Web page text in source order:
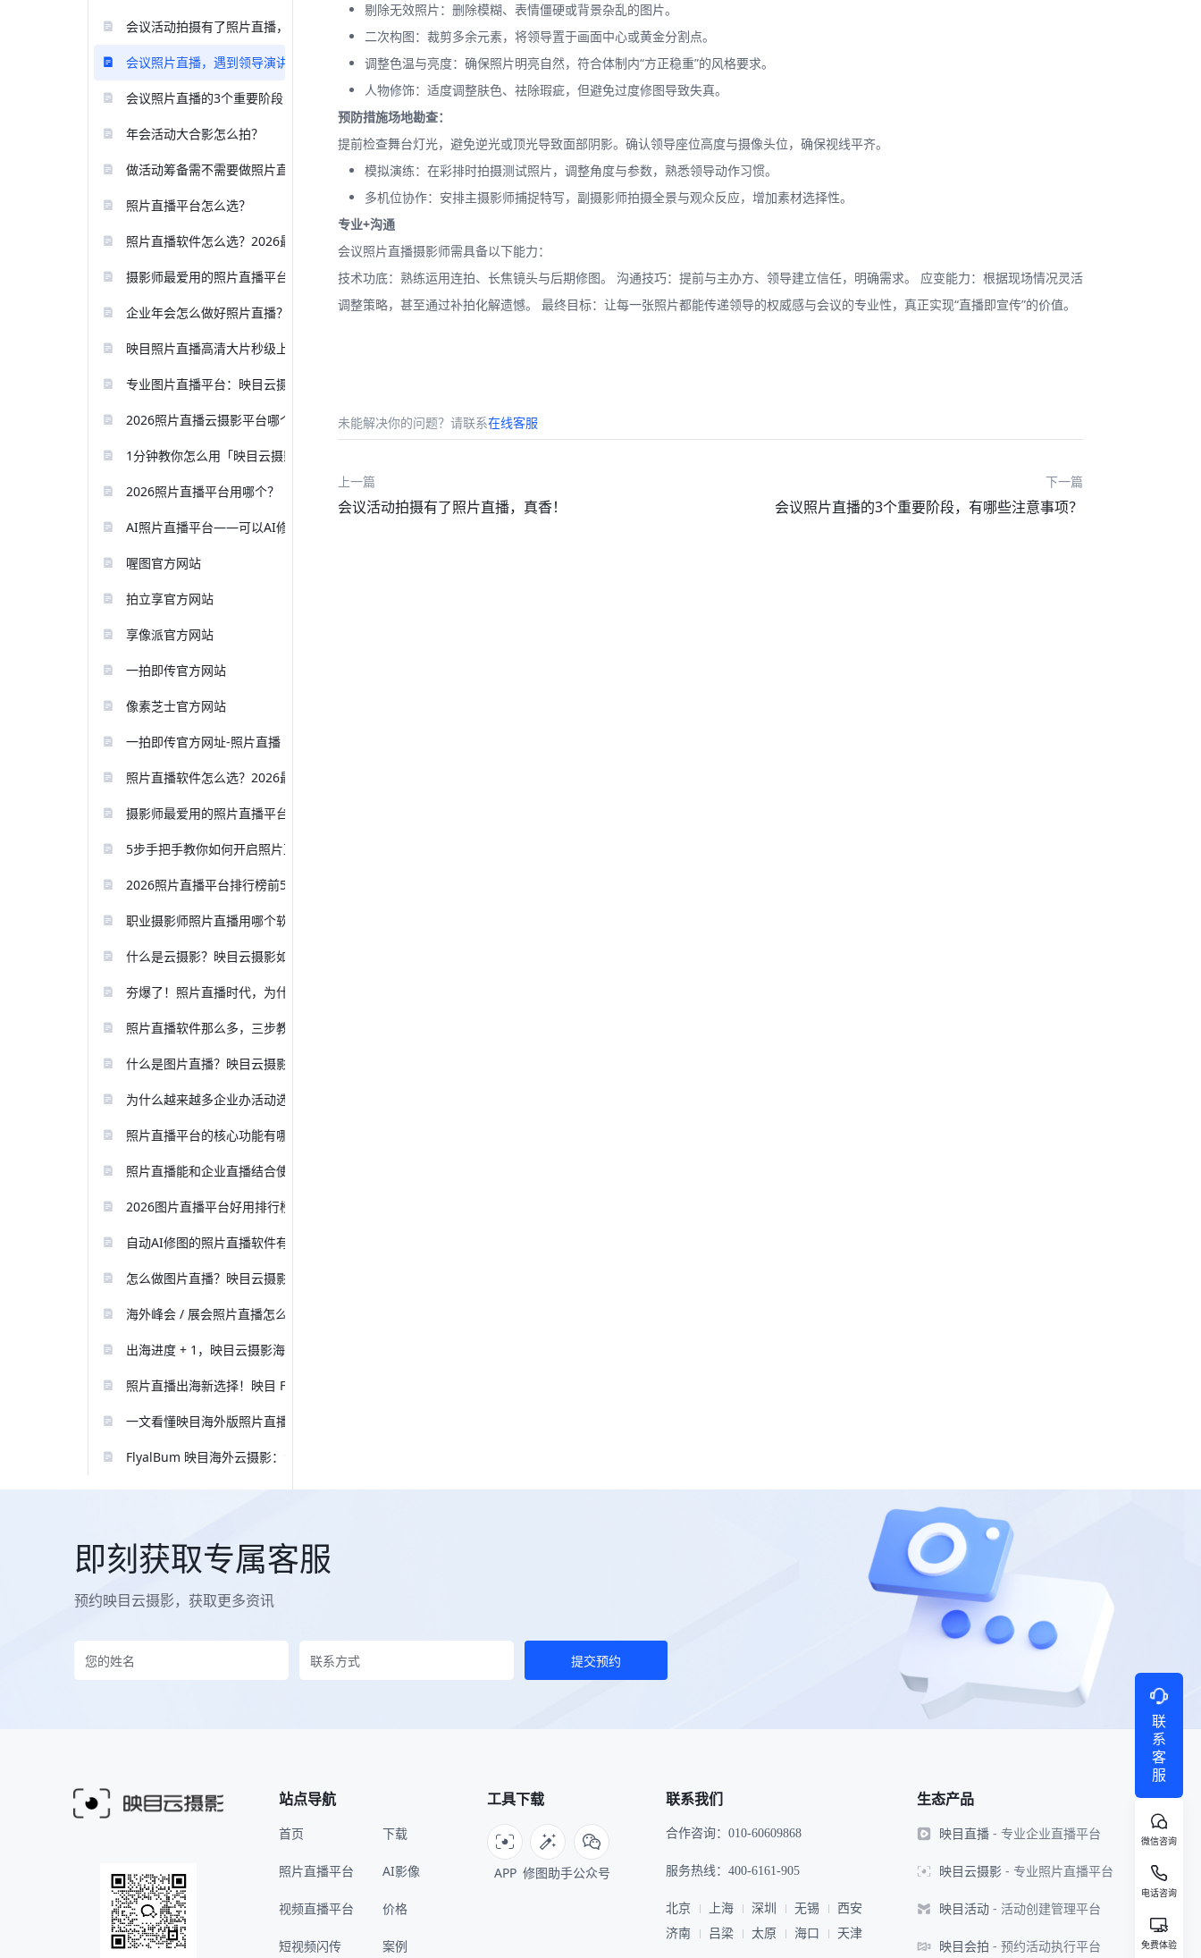
会议活动拍摄有了照片直播，真香！
会议照片直播，遇到领导演讲不抬头怎么办？
会议照片直播的3个重要阶段，有哪些注意事项？
年会活动大合影怎么拍？
做活动筹备需不需要做照片直播？有必要吗？
照片直播平台怎么选？
照片直播软件怎么选？2026最新照片直播软件避坑指南！
摄影师最爱用的照片直播平台推荐
企业年会怎么做好照片直播？
映目照片直播高清大片秒级上传，多端浏览超方便！
专业图片直播平台：映目云摄影支持现场精修大片，随拍随传
2026照片直播云摄影平台哪个好？速度、性价比、功能全面性深度解析
1分钟教你怎么用「映目云摄影」做照片直播？
2026照片直播平台用哪个？
AI照片直播平台——可以AI修图的平台
喔图官方网站
拍立享官方网站
享像派官方网站
一拍即传官方网站
像素芝士官方网站
一拍即传官方网址-照片直播
照片直播软件怎么选？2026最新照片直播软件避坑指南！
摄影师最爱用的照片直播平台推荐
5步手把手教你如何开启照片直播？
2026照片直播平台排行榜前5推荐！摄影师码住！
职业摄影师照片直播用哪个软件比较好？
什么是云摄影？映目云摄影如何改变活动现场影像体验？
夯爆了！照片直播时代，为什么高端活动都在用云摄影？
照片直播软件那么多，三步教您选择合适的照片直播平台
什么是图片直播？映目云摄影照片直播平台如何实现秒级出图
为什么越来越多企业办活动选择照片直播平台？
照片直播平台的核心功能有哪些？一文说清
照片直播能和企业直播结合使用吗？怎么操作？
2026图片直播平台好用排行榜前五，速速码住！
自动AI修图的照片直播软件有哪些？推荐一下
怎么做图片直播？映目云摄影图片直播教程
海外峰会 / 展会照片直播怎么做？映目云摄影海外版 FlyalBum 上线
出海进度 + 1，映目云摄影海外版 FlyalBum上线！面向全球提供专业海外照片直播服务
照片直播出海新选择！映目 FlyalBum 海外版上线！
一文看懂映目海外版照片直播 FlyalBum：相机闪传、AI 智能处理赋能海外活动影像
FlyalBum 映目海外云摄影：海外照片直播完整解决方案
剔除无效照片：删除模糊、表情僵硬或背景杂乱的图片。
二次构图：裁剪多余元素，将领导置于画面中心或黄金分割点。
调整色温与亮度：确保照片明亮自然，符合体制内“方正稳重”的风格要求。
人物修饰：适度调整肤色、祛除瑕疵，但避免过度修图导致失真。
预防措施场地勘查：
提前检查舞台灯光，避免逆光或顶光导致面部阴影。确认领导座位高度与摄像头位，确保视线平齐。
模拟演练：在彩排时拍摄测试照片，调整角度与参数，熟悉领导动作习惯。
多机位协作：安排主摄影师捕捉特写，副摄影师拍摄全景与观众反应，增加素材选择性。
专业+沟通
会议照片直播摄影师需具备以下能力：
技术功底：熟练运用连拍、长焦镜头与后期修图。 沟通技巧：提前与主办方、领导建立信任，明确需求。 应变能力：根据现场情况灵活
调整策略，甚至通过补拍化解遗憾。 最终目标：让每一张照片都能传递领导的权威感与会议的专业性，真正实现“直播即宣传”的价值。
未能解决你的问题？请联系在线客服
上一篇
会议活动拍摄有了照片直播，真香！
下一篇
会议照片直播的3个重要阶段，有哪些注意事项？
即刻获取专属客服
预约映目云摄影，获取更多资讯
提交预约
站点导航
首页
照片直播平台
视频直播平台
短视频闪传
下载
AI影像
价格
案例
工具下载
APP 修图助手公众号
联系我们
合作咨询：010-60609868
服务热线：400-6161-905
北京 上海 深圳 无锡
西安
济南
吕梁 太原 海口 天津
生态产品
映目直播 - 专业企业直播平台
映目云摄影 - 专业照片直播平台
映目活动 - 活动创建管理平台
映目会拍 - 预约活动执行平台
联
系
客
服
微信咨询
电话咨询
免费体验